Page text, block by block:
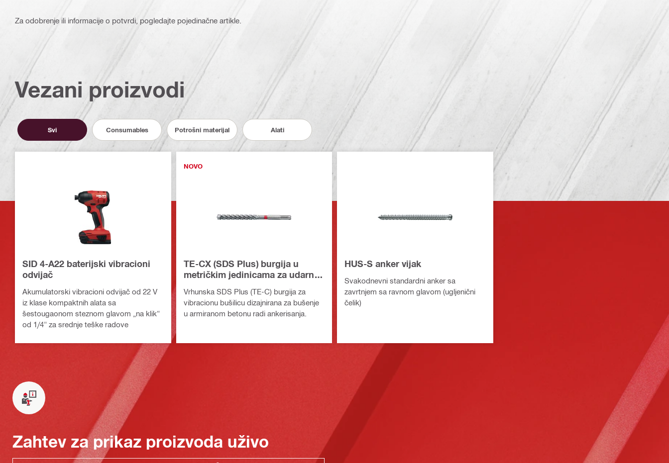
Za odobrenje ili informacije o potvrdi, pogledajte pojedinačne artikle.
Vezani proizvodi
Svi Consumables Potrošni materijal Alati
SID 4-A22 baterijski vibracioni
odvijač
Akumulatorski vibracioni odvijač od 22 V
iz klase kompaktnih alata sa
šestougaonom steznom glavom „na klik“
od 1/4" za srednje teške radove
NOVO
TE-CX (SDS Plus) burgija u
metričkim jedinicama za udarnu
Vrhunska SDS Plus (TE-C) burgija za
vibracionu bušilicu dizajnirana za bušenje
u armiranom betonu radi ankerisanja.
HUS-S anker vijak
Svakodnevni standardni anker sa
zavrtnjem sa ravnom glavom (ugljenični
čelik)
Zahtev za prikaz proizvoda uživo